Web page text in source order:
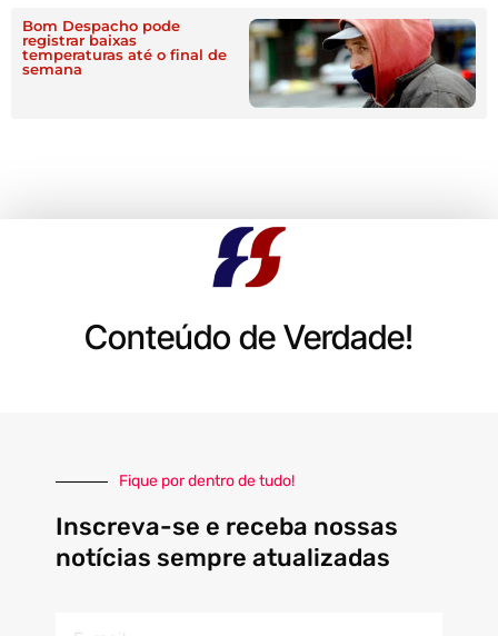
Bom Despacho pode
registrar baixas
temperaturas até o final de
semana
Conteúdo de Verdade!
Fique por dentro de tudo!
Inscreva-se e receba nossas
notícias sempre atualizadas